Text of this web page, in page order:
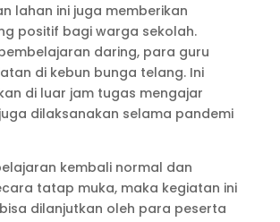
lahan ini juga memberikan
positif bagi warga sekolah.
daring, para guru
di kebun bunga telang. Ini
di luar jam tugas mengajar
dilaksanakan selama pandemi
kembali normal dan
tatap muka, maka kegiatan ini
dilanjutkan oleh para peserta